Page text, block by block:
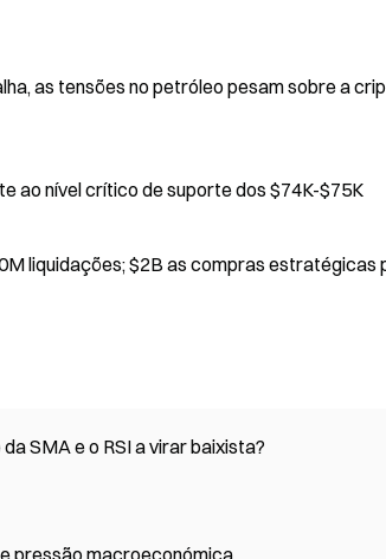
as tensões no petróleo pesam sobre a
ao nível crítico de suporte dos $74K-$75K
liquidações; $2B as compras estratégicas
de $75K com a inversão da SMA e o RSI a virar baixista?
pressão macroeconómica